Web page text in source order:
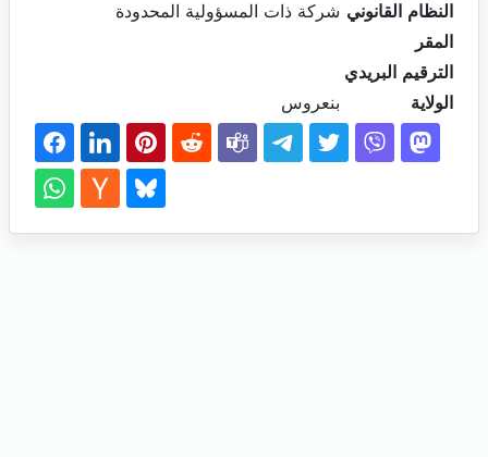
النظام القانوني شركة ذات المسؤولية المحدودة
المقر
الترقيم البريدي
الولاية
بنعروس